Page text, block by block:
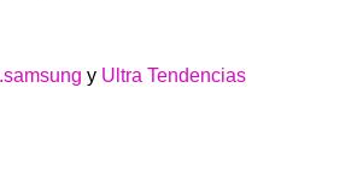
y Ultra Tendencias